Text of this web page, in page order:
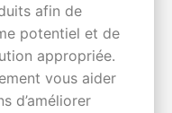
afin de
potentiel et de
appropriée.
vous aider
d’améliorer